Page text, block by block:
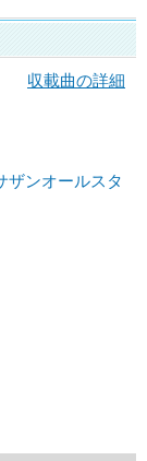
収載曲の詳細
ザンオールスタ